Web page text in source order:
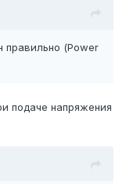
правильно (Power
подаче напряжения